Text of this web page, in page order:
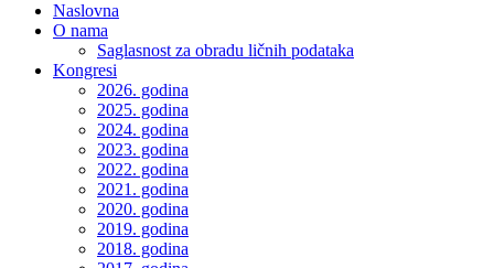
Naslovna
O nama
Saglasnost za obradu ličnih podataka
Kongresi
2026. godina
2025. godina
2024. godina
2023. godina
2022. godina
2021. godina
2020. godina
2019. godina
2018. godina